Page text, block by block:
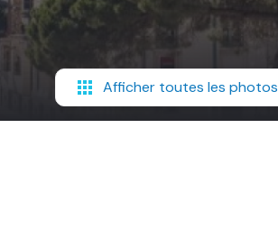
Afficher toutes les photos